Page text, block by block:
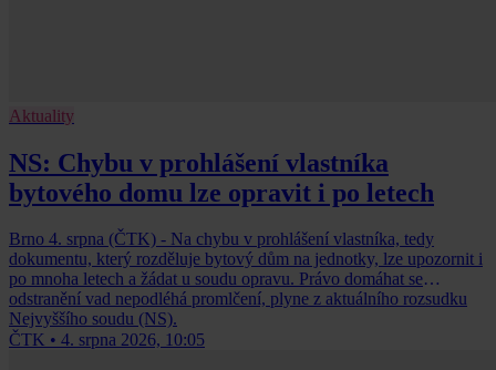
Aktuality
NS: Chybu v prohlášení vlastníka
bytového domu lze opravit i po letech
Brno 4. srpna (ČTK) - Na chybu v prohlášení vlastníka, tedy
dokumentu, který rozděluje bytový dům na jednotky, lze upozornit i
po mnoha letech a žádat u soudu opravu. Právo domáhat se
odstranění vad nepodléhá promlčení, plyne z aktuálního rozsudku
Nejvyššího soudu (NS).
ČTK • 4. srpna 2026, 10:05